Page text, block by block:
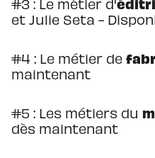
#3 : Le métier d'
et Julie Seta -
#4 : Le métier de
maintenant
#5 : Les métiers du
dès maintenant